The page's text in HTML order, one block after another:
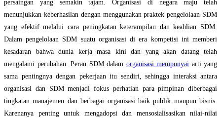
persaingan yang semakin tajam. Organisasi di negara maju telah
menunjukkan keberhasilan dengan menggunakan praktek pengelolaan SDM
yang efektif melalui cara peningkatan keterampilan dan keahlian SDM.
Dalam pengelolaan SDM suatu organisasi di era kompetisi ini memberi
kesadaran bahwa dunia kerja masa kini dan yang akan datang telah
mengalami perubahan. Peran SDM dalam organisasi mempunyai arti yang
sama pentingnya dengan pekerjaan itu sendiri, sehingga interaksi antara
organisasi dan SDM menjadi fokus perhatian para pimpinan diberbagai
tingkatan manajemen dan berbagai organisasi baik publik maupun bisnis.
Karenanya penting untuk mengadopsi dan mensosialisasikan nilai-nilai